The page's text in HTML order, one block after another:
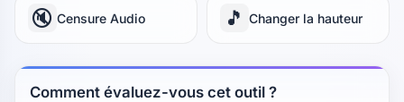
🔇 Censure Audio 🎵 Changer la hauteur
Comment évaluez-vous cet outil ?